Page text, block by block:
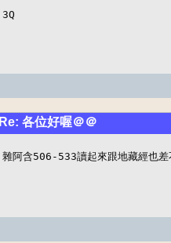
3Q
Re: 各位好喔＠＠
雜阿含506-533讀起來跟地藏經也差